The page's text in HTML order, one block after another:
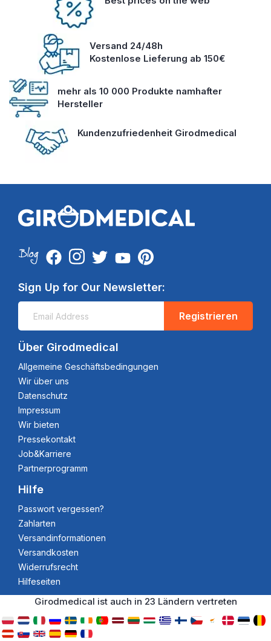
Versand 24/48h
Kostenlose Lieferung ab 150€
mehr als 10 000 Produkte namhafter
Hersteller
Kundenzufriedenheit Girodmedical
Sign Up for Our Newsletter:
Registrieren
Über Girodmedical
Allgemeine Geschäftsbedingungen
Wir über uns
Datenschutz
Impressum
Wir bieten
Pressekontakt
Job&Karriere
Partnerprogramm
Hilfe
Passwort vergessen?
Zahlarten
Versandinformationen
Versandkosten
Widerrufsrecht
Hilfeseiten
Girodmedical ist auch in 23 Ländern vertreten